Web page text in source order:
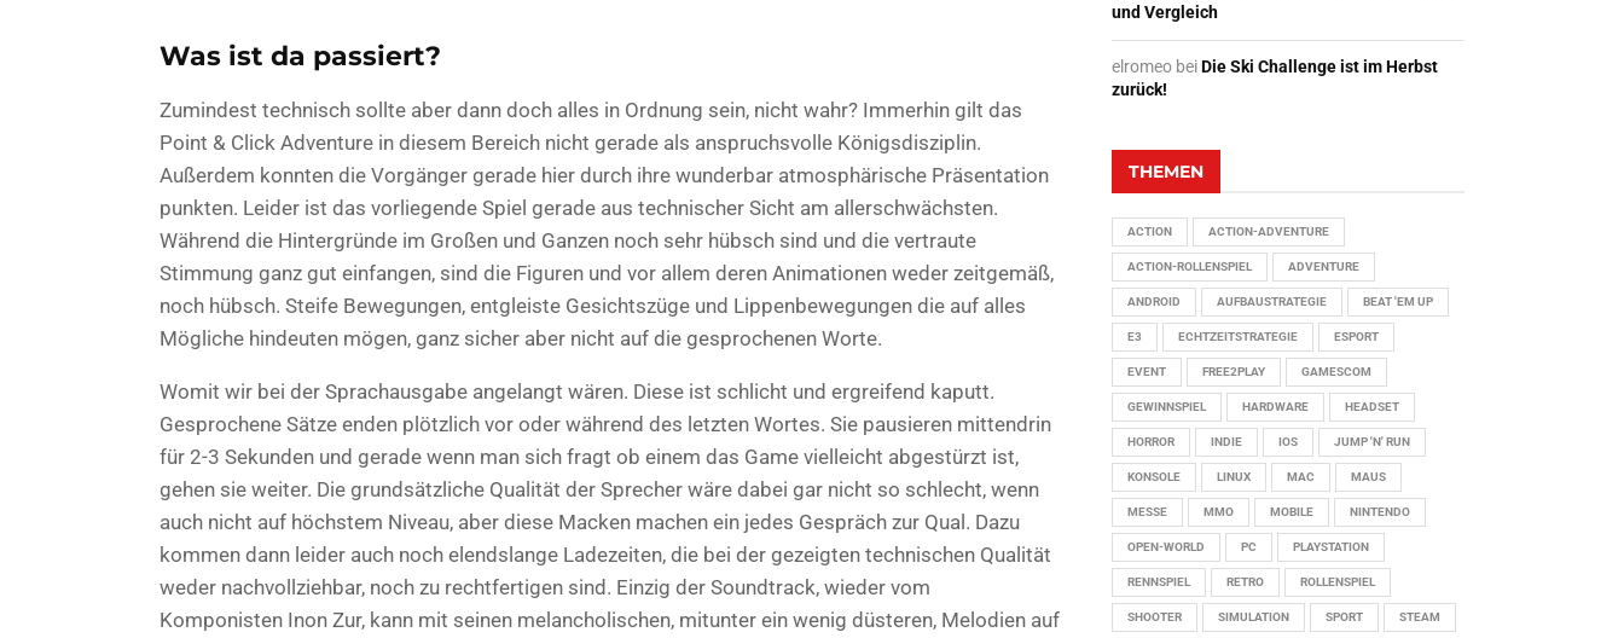
Was ist da passiert?
Zumindest technisch sollte aber dann doch alles in Ordnung sein, nicht wahr? Immerhin gilt das
Point & Click Adventure in diesem Bereich nicht gerade als anspruchsvolle Königsdisziplin.
Außerdem konnten die Vorgänger gerade hier durch ihre wunderbar atmosphärische Präsentation
punkten. Leider ist das vorliegende Spiel gerade aus technischer Sicht am allerschwächsten.
Während die Hintergründe im Großen und Ganzen noch sehr hübsch sind und die vertraute
Stimmung ganz gut einfangen, sind die Figuren und vor allem deren Animationen weder zeitgemäß,
noch hübsch. Steife Bewegungen, entgleiste Gesichtszüge und Lippenbewegungen die auf alles
Mögliche hindeuten mögen, ganz sicher aber nicht auf die gesprochenen Worte.
Womit wir bei der Sprachausgabe angelangt wären. Diese ist schlicht und ergreifend kaputt.
Gesprochene Sätze enden plötzlich vor oder während des letzten Wortes. Sie pausieren mittendrin
für 2-3 Sekunden und gerade wenn man sich fragt ob einem das Game vielleicht abgestürzt ist,
gehen sie weiter. Die grundsätzliche Qualität der Sprecher wäre dabei gar nicht so schlecht, wenn
auch nicht auf höchstem Niveau, aber diese Macken machen ein jedes Gespräch zur Qual. Dazu
kommen dann leider auch noch elendslange Ladezeiten, die bei der gezeigten technischen Qualität
weder nachvollziehbar, noch zu rechtfertigen sind. Einzig der Soundtrack, wieder vom
Komponisten Inon Zur, kann mit seinen melancholischen, mitunter ein wenig düsteren, Melodien auf
und Vergleich
elromeo beiDie Ski Challenge ist im Herbst
zurück!
THEMEN
ACTION ACTION-ADVENTURE
ACTION-ROLLENSPIEL ADVENTURE
ANDROID AUFBAUSTRATEGIE BEAT 'EM UP
E3 ECHTZEITSTRATEGIE ESPORT
EVENT FREE2PLAY GAMESCOM
GEWINNSPIEL HARDWARE HEADSET
HORROR INDIE IOS JUMP 'N' RUN
KONSOLE LINUX MAC MAUS
MESSE MMO MOBILE NINTENDO
OPEN-WORLD PC PLAYSTATION
RENNSPIEL RETRO ROLLENSPIEL
SHOOTER SIMULATION SPORT STEAM